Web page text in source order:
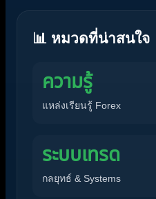
📊 หมวดที่น่าสนใจ
ความรู้
แหล่งเรียนรู้ Forex
ระบบเทรด
กลยุทธ์ & Systems